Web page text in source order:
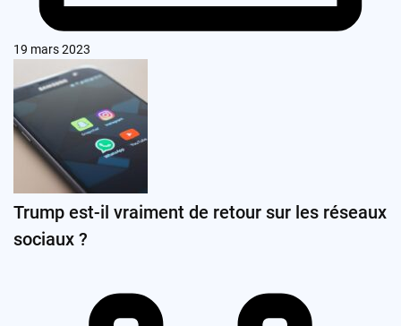
19 mars 2023
Trump est-il vraiment de retour sur les réseaux
sociaux ?